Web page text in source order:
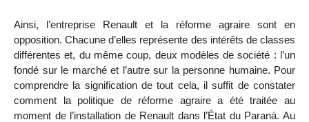
Ainsi, l’entreprise Renault et la réforme agraire sont en
opposition. Chacune d’elles représente des intérêts de classes
différentes et, du même coup, deux modèles de société : l’un
fondé sur le marché et l’autre sur la personne humaine. Pour
comprendre la signification de tout cela, il suffit de constater
comment la politique de réforme agraire a été traitée au
moment de l’installation de Renault dans l’État du Paraná. Au